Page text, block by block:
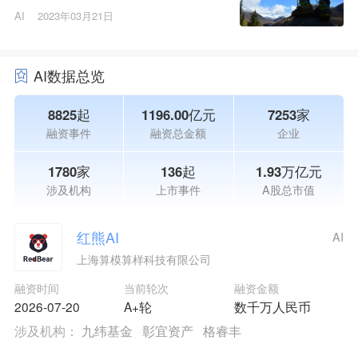
AI 2023年03月21日
AI数据总览
8825起
融资事件
1196.00亿元
融资总金额
7253家
企业
1780家
涉及机构
136起
上市事件
1.93万亿元
A股总市值
红熊AI
上海算模算样科技有限公司
融资时间
2026-07-20
当前轮次
A+轮
融资金额
数千万人民币
AI
涉及机构： 九纬基金 彰宜资产 格睿丰